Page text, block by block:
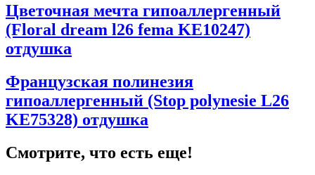
Цветочная мечта гипоаллергенный
(Floral dream l26 fema KE10247)
отдушка
Французская полинезия
гипоаллергенный (Stop polynesie L26
KE75328) отдушка
Смотрите, что есть еще!